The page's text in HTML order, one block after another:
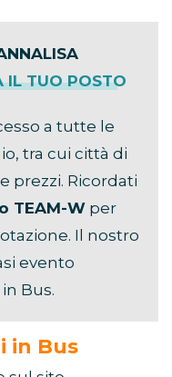
IL TUO POSTO
a tutte le
tra cui città di
prezzi. Ricordati
TEAM-W per
Il nostro
evento
Bus.
in Bus